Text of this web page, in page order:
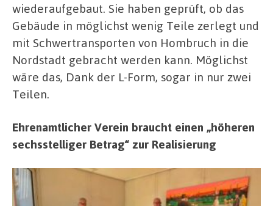
wiederaufgebaut. Sie haben geprüft, ob das
Gebäude in möglichst wenig Teile zerlegt und
mit Schwertransporten von Hombruch in die
Nordstadt gebracht werden kann. Möglichst
wäre das, Dank der L-Form, sogar in nur zwei
Teilen.
Ehrenamtlicher Verein braucht einen „höheren
sechsstelliger Betrag“ zur Realisierung